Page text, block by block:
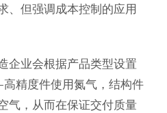
、但强调成本控制的应用
企业会根据产品类型设置
精度件使用氮气，结构件
气，从而在保证交付质量